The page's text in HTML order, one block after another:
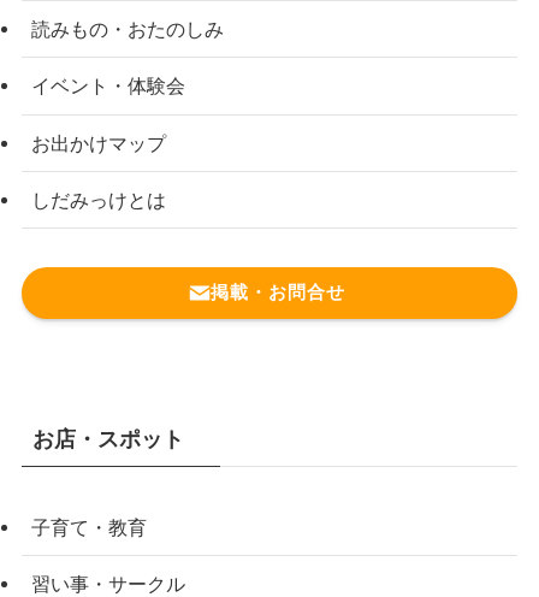
読みもの・おたのしみ
イベント・体験会
お出かけマップ
しだみっけとは
掲載・お問合せ
お店・スポット
子育て・教育
習い事・サークル